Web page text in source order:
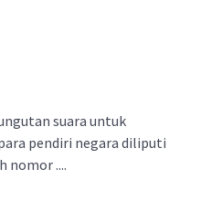
suara untuk
pendiri negara diliputi
nomor ....